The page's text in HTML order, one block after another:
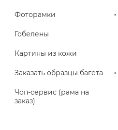
Фоторамки
Гобелены
Картины из кожи
Заказать образцы багета
Чоп-сервис (рама на
заказ)